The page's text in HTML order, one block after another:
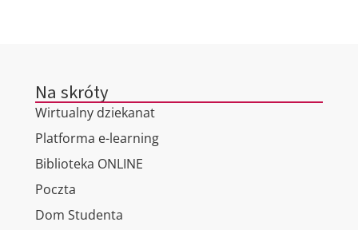
Na skróty
Wirtualny dziekanat
Platforma e-learning
Biblioteka ONLINE
Poczta
Dom Studenta